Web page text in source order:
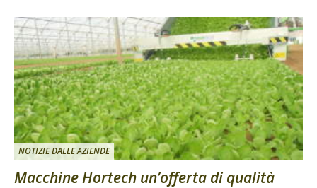
NOTIZIE DALLE AZIENDE
Macchine Hortech un’offerta di qualità